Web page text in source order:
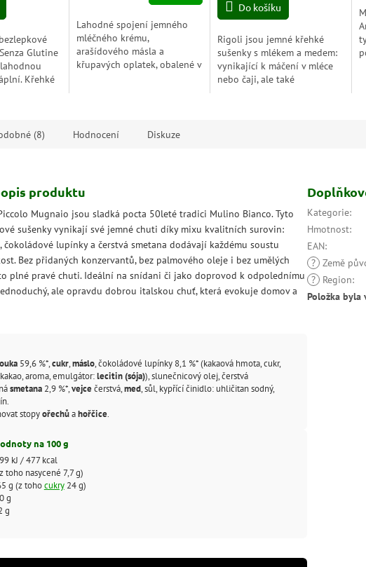
Glutine
Křehké
Lahodné spojení jemného
mléčného krému,
arašídového másla a
křupavých oplatek, obalené v
5
Do košíku
Rigoli jsou jemné křehké
sušenky s mlékem a medem:
vynikající k máčení v mléce
nebo čaji, ale také
(8) Hodnocení Diskuze
produktu
Mugnaio jsou sladká pocta 50leté tradici Mulino Bianco. Tyto
sušenky vynikají své jemné chuti díky mixu kvalitních surovin:
čokoládové lupínky a čerstvá smetana dodávají každému soustu
Bez přidaných konzervantů, bez palmového oleje i bez umělých
plné pravé chuti. Ideální na snídani či jako doprovod k odpolednímu
ale opravdu dobrou italskou chuť, která evokuje domov a
59,6 %*,cukr,máslo, čokoládové lupínky 8,1 %* (kakaová hmota, cukr,
aroma, emulgátor:lecitin (sója)), slunečnicový olej, čerstvá
smetana2,9 %*,vejcečerstvá,med, sůl, kypřící činidlo: uhličitan sodný,
stopyořechůahořčice.
na 100 g
kJ / 477 kcal
toho nasycené 7,7 g)
g (z tohocukry24 g)
g
g
Kategorie:
Hmotnost:
EAN:
? Země
?
Region:
Položka